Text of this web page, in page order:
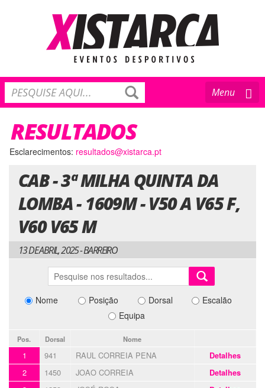
Toggle
navigation
Menu
RESULTADOS
Esclarecimentos: resultados@xistarca.pt
CAB - 3ª MILHA QUINTA DA
LOMBA - 1609M - V50 A V65 F,
V60 V65 M
13 DE ABRIL, 2025 - BARREIRO
Nome Posição Dorsal
Escalão
Equipa
Pos. Dorsal Nome
1 941 RAUL CORREIA PENA Detalhes
2 1450 JOAO CORREIA Detalhes